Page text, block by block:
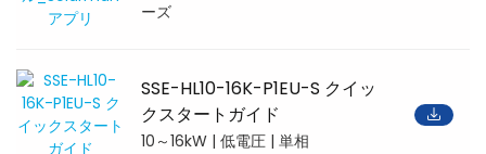
ーズ
SSE-HL10-16K-P1EU-S クイッ
クスタートガイド
10～16kW | 低電圧 | 単相